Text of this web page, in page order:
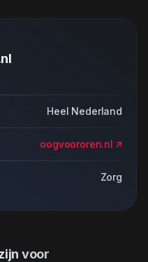
Heel Nederland
oogvoororen.nl
Zorg
voor